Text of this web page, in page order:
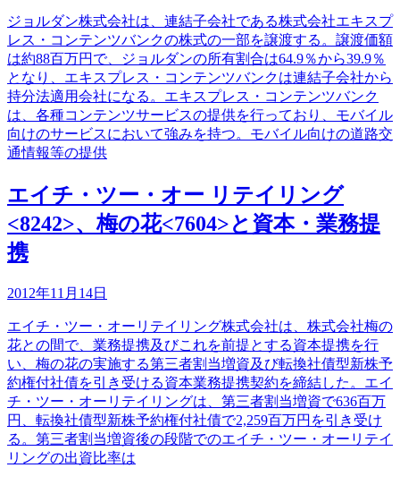
ジョルダン株式会社は、連結子会社である株式会社エキスプ
レス・コンテンツバンクの株式の一部を譲渡する。譲渡価額
は約88百万円で、ジョルダンの所有割合は64.9％から39.9％
となり、エキスプレス・コンテンツバンクは連結子会社から
持分法適用会社になる。エキスプレス・コンテンツバンク
は、各種コンテンツサービスの提供を行っており、モバイル
向けのサービスにおいて強みを持つ。モバイル向けの道路交
通情報等の提供
エイチ・ツー・オー リテイリング
<8242>、梅の花<7604>と資本・業務提
携
2012年11月14日
エイチ・ツー・オーリテイリング株式会社は、株式会社梅の
花との間で、業務提携及びこれを前提とする資本提携を行
い、梅の花の実施する第三者割当増資及び転換社債型新株予
約権付社債を引き受ける資本業務提携契約を締結した。エイ
チ・ツー・オーリテイリングは、第三者割当増資で636百万
円、転換社債型新株予約権付社債で2,259百万円を引き受け
る。第三者割当増資後の段階でのエイチ・ツー・オーリテイ
リングの出資比率は